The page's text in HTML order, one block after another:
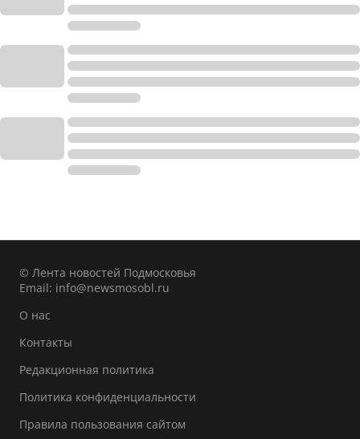
© Лента новостей Подмосковья
Email: info@newsmosobl.ru
О нас
Контакты
Редакционная политика
Политика конфиденциальности
Правила пользования сайтом